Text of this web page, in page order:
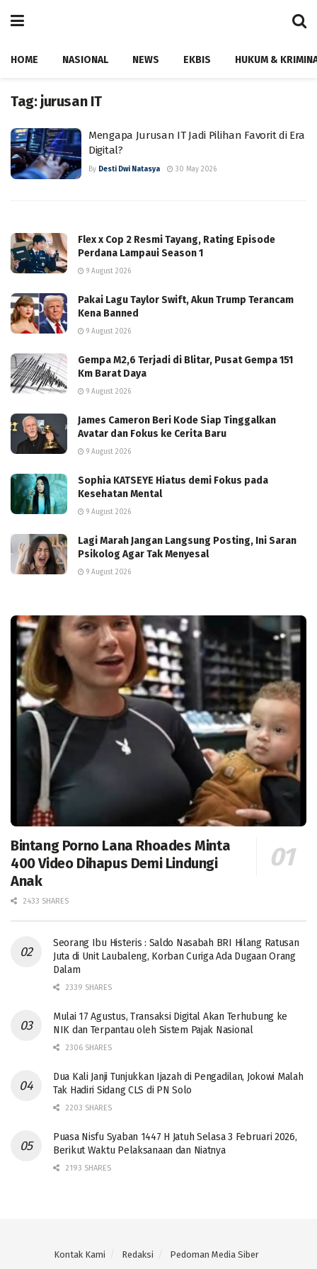
HOME NASIONAL NEWS EKBIS HUKUM &
Tag: jurusan IT
Mengapa Jurusan IT Jadi Pilihan Favorit di Era
Digital?
By Desti Dwi Natasya 30 May 2026
Flex x Cop 2 Resmi Tayang, Rating Episode
Perdana Lampaui Season 1
9 August 2026
Pakai Lagu Taylor Swift, Akun Trump Terancam
Kena Banned
9 August 2026
Gempa M2,6 Terjadi di Blitar, Pusat Gempa 151
Km Barat Daya
9 August 2026
James Cameron Beri Kode Siap Tinggalkan
Avatar dan Fokus ke Cerita Baru
9 August 2026
Sophia KATSEYE Hiatus demi Fokus pada
Kesehatan Mental
9 August 2026
Lagi Marah Jangan Langsung Posting, Ini Saran
Psikolog Agar Tak Menyesal
9 August 2026
Bintang Porno Lana Rhoades Minta
400 Video Dihapus Demi Lindungi
Anak
2433 SHARES
Seorang Ibu Histeris : Saldo Nasabah BRI Hilang Ratusan
Juta di Unit Laubaleng, Korban Curiga Ada Dugaan Orang
Dalam
2339 SHARES
Mulai 17 Agustus, Transaksi Digital Akan Terhubung ke
NIK dan Terpantau oleh Sistem Pajak Nasional
2306 SHARES
Dua Kali Janji Tunjukkan Ijazah di Pengadilan, Jokowi Malah
Tak Hadiri Sidang CLS di PN Solo
2203 SHARES
Puasa Nisfu Syaban 1447 H Jatuh Selasa 3 Februari 2026,
Berikut Waktu Pelaksanaan dan Niatnya
2193 SHARES
Kontak Kami Redaksi Pedoman Media Siber